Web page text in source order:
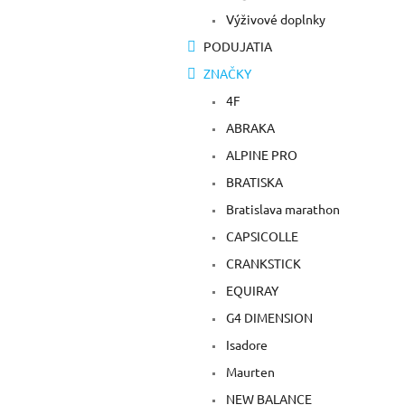
Výživové doplnky
PODUJATIA
ZNAČKY
4F
ABRAKA
ALPINE PRO
BRATISKA
Bratislava marathon
CAPSICOLLE
CRANKSTICK
EQUIRAY
G4 DIMENSION
Isadore
Maurten
NEW BALANCE